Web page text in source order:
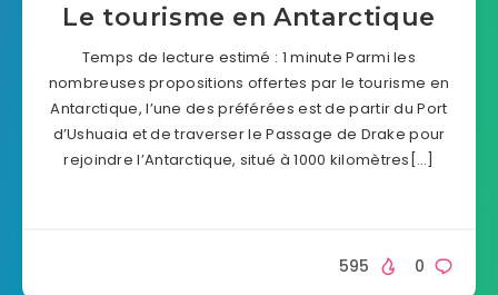
Le tourisme en Antarctique
Temps de lecture estimé : 1 minute Parmi les
nombreuses propositions offertes par le tourisme en
Antarctique, l’une des préférées est de partir du Port
d’Ushuaia et de traverser le Passage de Drake pour
rejoindre l’Antarctique, situé à 1000 kilomètres[…]
0
595